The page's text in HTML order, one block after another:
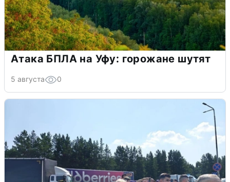
Атака БПЛА на Уфу: горожане шутят
5 августа 0